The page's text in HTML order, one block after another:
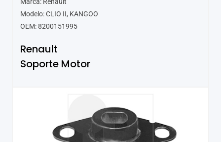
Modelo: CLIO II, KANGOO
OEM: 8200151995
Renault
Soporte Motor